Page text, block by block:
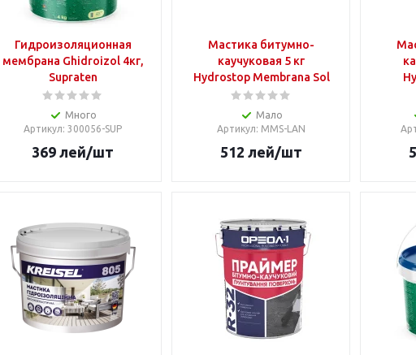
Гидроизоляционная
мембрана Ghidroizol 4кг,
Supraten
Много
Артикул: 300056-SUP
369 лей/шт
Мастика битумно-
каучуковая 5 кг
Hydrostop Membrana Sol
Мало
Артикул: MMS-LAN
512 лей/шт